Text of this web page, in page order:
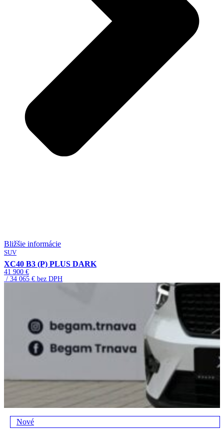
Bližšie informácie
SUV
XC40 B3 (P) PLUS DARK
41 900 €
/ 34 065 € bez DPH
Nové